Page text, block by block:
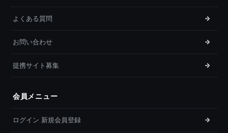
よくある質問
お問い合わせ
提携サイト募集
会員メニュー
ログイン 新規会員登録